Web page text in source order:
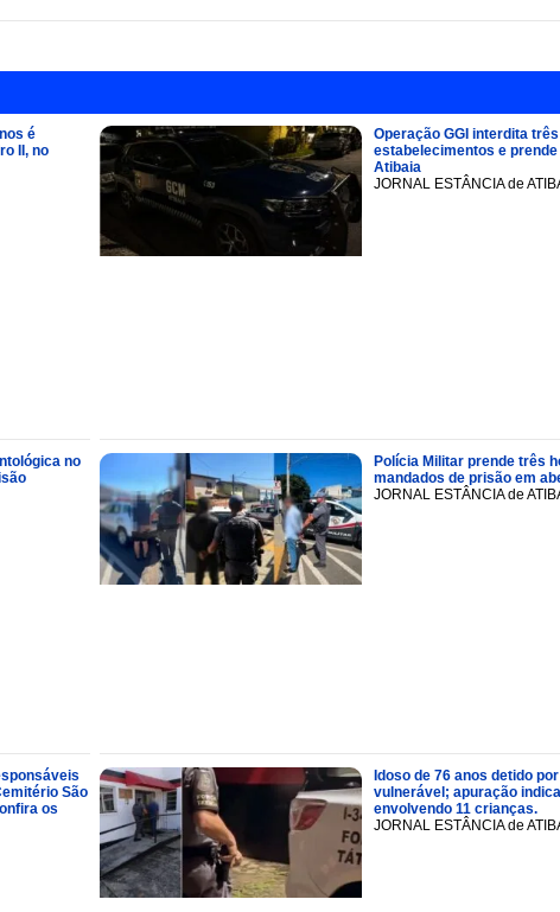
é
II, no
Operação GGI interdita três
estabelecimentos e
Atibaia
JORNAL ESTÂNCIA de
no
Polícia Militar prende três
mandados de prisão em
JORNAL ESTÂNCIA de
São
os
Idoso de 76 anos detido
vulnerável; apuração
envolvendo 11 crianças.
JORNAL ESTÂNCIA de